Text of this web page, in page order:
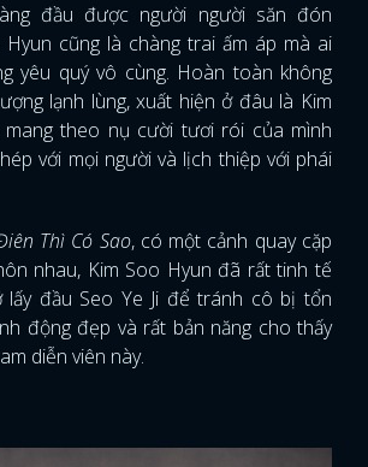
đầu được người người săn đón
Hyun cũng là chàng trai ấm áp mà ai
yêu quý vô cùng. Hoàn toàn không
lạnh lùng, xuất hiện ở đâu là Kim
theo nụ cười tươi rói của mình
với mọi người và lịch thiệp với phái
Thì Có Sao, có một cảnh quay cặp
nhau, Kim Soo Hyun đã rất tinh tế
lấy đầu Seo Ye Ji để tránh cô bị tổn
động đẹp và rất bản năng cho thấy
diễn viên này.